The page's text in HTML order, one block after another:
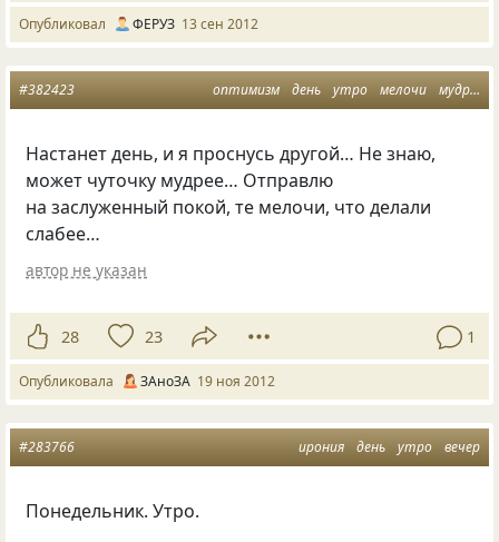
Опубликовал ФЕРУЗ 13 сен 2012
оптимизм день утро мелочи мудрость
#382423
Настанет день, и я проснусь другой… Не знаю,
может чуточку мудрее… Отправлю
на заслуженный покой, те мелочи, что делали
слабее…
автор не указан
28 23 1
Опубликовала ЗАноЗА 19 ноя 2012
ирония день утро вечер
#283766
Понедельник. Утро.